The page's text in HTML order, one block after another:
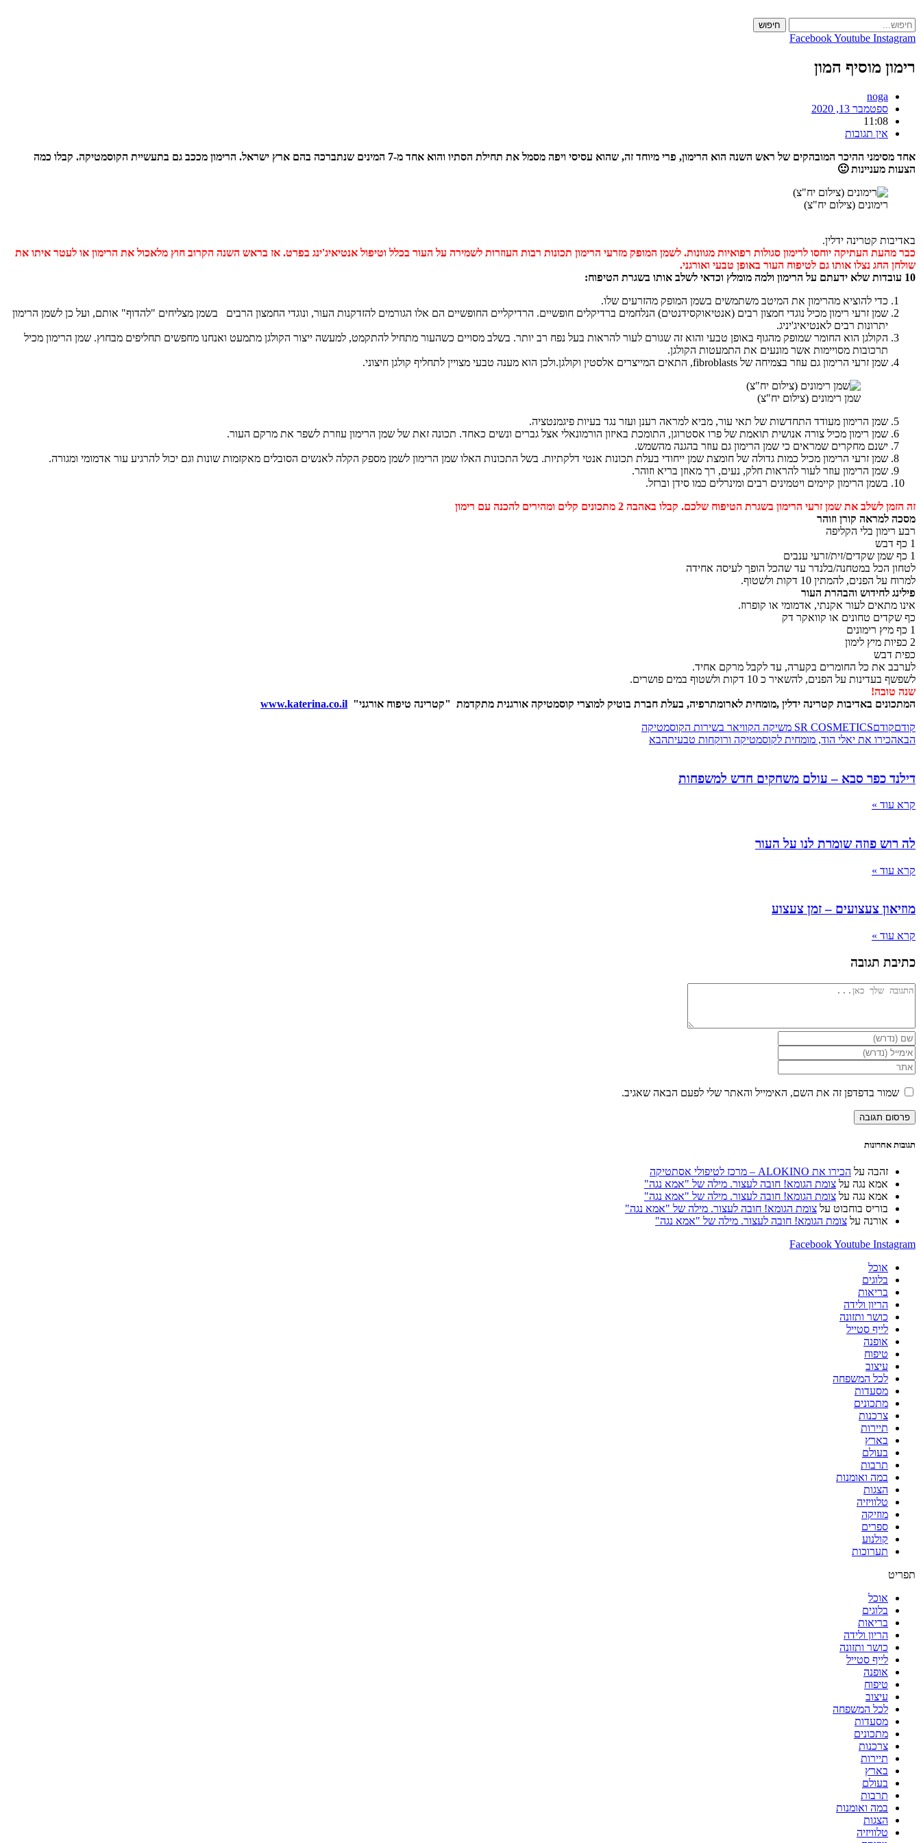
to
content
חיפוש
FacebookYoutube Instagram
רימון מוסיף המון
noga
ספטמבר 13, 2020
11:08
אין תגובות
אחד מסימני ההיכר המובהקים של ראש השנה הוא הרימון, פרי מיוחד זה, שהוא עסיסי ויפה מסמל את תחילת הסתיו והוא אחד מ-7 המינים שנתברכה בהם ארץ ישראל. הרימון מככב גם בתעשיית הקוסמטיקה. קבלו כמה
הצעות מעניינות 🙂
רימונים (צילום יח"צ)
באדיבות קטרינה ידלין.
כבר מהעת העתיקה יוחסו לרימון סגולות רפואיות מגוונות. לשמן המופק מזרעי הרימון תכונות רבות העוזרות לשמירה על העור בכלל וטיפול אנטיאיג'ינג בפרט. אז בראש השנה הקרוב חוץ מלאכול את הרימון או לעטר איתו את
שולחן החג נצלו אותו גם לטיפוח העור באופן טבעי ואורגני.
10 עובדות שלא ידעתם על הרימון ולמה מומלץ וכדאי לשלב אותו בשגרת הטיפוח:
כדי להוציא מהרימון את המיטב משתמשים בשמן המופק מהזרעים שלו.
שמן זרעי רימון מכיל נוגדי חמצון רבים (אנטיאוקסידנטים) הנלחמים ברדיקלים חופשיים. הרדיקליים החופשיים הם אלו הגורמים להזדקנות העור, ונוגדי החמצון הרבים בשמן מצליחים "להדוף" אותם, ועל כן לשמן הרימון
יתרונות רבים לאנטיאיג'יניג.
הקולגן הוא החומר שמופק מהגוף באופן טבעי והוא זה שגורם לעור להראות בעל נפח רב יותר. בשלב מסויים כשהעור מתחיל להתקמט, למעשה ייצור הקולגן מתמעט ואנחנו מחפשים תחליפים מבחוץ. שמן הרימון מכיל
תרכובות מסויימות אשר מונעים את התמעטות הקולגן.
שמן זרעי הרימון גם עוזר בצמיחה של fibroblasts, התאים המייצרים אלסטין וקולגן.ולכן הוא מענה טבעי מצויין לתחליף קולגן חיצוני.
שמן רימונים (צילום יח"צ)
שמן הרימון מעודד התחדשות של תאי עור, מביא למראה רענן ועזר נגד בעיות פיגמנטציה.
שמן רימון מכיל צורה אנושית תואמת של פרו אסטרוגן, התומכת באיזון הורמונאלי אצל גברים ונשים כאחד. תכונה זאת של שמן הרימון עוזרת לשפר את מרקם העור.
ישנם מחקרים שמראים כי שמן הרימון גם עוזר בהגנה מהשמש.
שמן זרעי הרימון מכיל כמות גדולה של חומצת שמן ייחודי בעלת תכונות אנטי דלקתיות. בשל התכונות האלו שמן הרימון לשמן מספק הקלה לאנשים הסובלים מאקזמות שונות וגם יכול להרגיע עור אדמומי ומגורה.
שמן הרימון עוזר לעור להראות חלק, נעים, רך מאוזן בריא וזוהר.
בשמן הרימון קיימים ויטמינים רבים ומינרלים כמו סידן וברזל.
זה הזמן לשלב את שמן זרעי הרימון בשגרת הטיפוח שלכם. קבלו באהבה 2 מתכונים קלים ומהירים להכנה עם רימון
מסכה למראה קורן וזוהר
רבע רימון בלי הקליפה
1 כף דבש
1 כף שמן שקדים/זית/זרעי ענבים
לטחון הכל במטחנה/בלנדר עד שהכל הופך לעיסה אחידה
למרוח על הפנים, להמתין 10 דקות ולשטוף.
פילינג לחידוש והבהרת העור
אינו מתאים לעור אקנתי, אדמומי או קופרוז.
כף שקדים טחונים או קוואקר דק
1 כף מיץ רימונים
2 כפיות מיץ לימון
כפית דבש
לערבב את כל החומרים בקערה, עד לקבל מרקם אחיד.
לשפשף בעדינות על הפנים, להשאיר כ 10 דקות ולשטוף במים פושרים.
שנה טובה!
המתכונים באדיבות קטרינה ידלין ,מומחית לארומתרפיה, בעלת חברת בוטיק למוצרי קוסמטיקה אורגנית מתקדמת "קטרינה טיפוח אורגני"
www.katerina.co.il
קודםקודםSR COSMETICS משיקה הקוויאר בשירות הקוסמטיקה
הבאהכירו את יאלי הוד, מומחית לקוסמטיקה ורוקחות טבעיתהבא
דילנד כפר סבא – עולם משחקים חדש למשפחות
קרא עוד »
לה רוש פוזה שומרת לנו על העור
קרא עוד »
מוזיאון צעצועים – זמן צעצוע
קרא עוד »
כתיבת תגובה
להגיב
הזן
את
השם
שלך
או
שם
משתמש
כדי
הזן
את
כתובת
דואר
האלקטרוני
שלך
כדי
הזן
את
כתובת
האינטרנט
שלך
שמור בדפדפן זה את השם, האימייל והאתר שלי לפעם הבאה שאגיב.
תגובות אחרונות
זהבה על הכירו את ALOKINO – מרכז לטיפולי אסתטיקה
אמא נגה על צומת הגומא! חובה לעצור. מילה של "אמא נגה"
אמא נגה על צומת הגומא! חובה לעצור. מילה של "אמא נגה"
בוריס בוחבוט על צומת הגומא! חובה לעצור. מילה של "אמא נגה"
אורנה על צומת הגומא! חובה לעצור. מילה של "אמא נגה"
FacebookYoutube Instagram
אוכל
בלוגים
בריאות
הריון ולידה
כושר ותזונה
לייף סטייל
אופנה
טיפוח
עיצוב
לכל המשפחה
מסעדות
מתכונים
צרכנות
תיירות
בארץ
בעולם
תרבות
במה ואומנות
הצגות
טלוויזיה
מוזיקה
ספרים
קולנוע
תערוכות
תפריט
אוכל
בלוגים
בריאות
הריון ולידה
כושר ותזונה
לייף סטייל
אופנה
טיפוח
עיצוב
לכל המשפחה
מסעדות
מתכונים
צרכנות
תיירות
בארץ
בעולם
תרבות
במה ואומנות
הצגות
טלוויזיה